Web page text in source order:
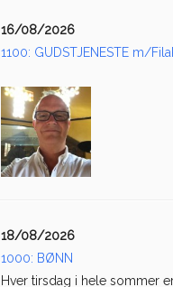
16/08/2026
1100: GUDSTJENESTE m/
18/08/2026
1000: BØNN
Hver tirsdag i hele sommer